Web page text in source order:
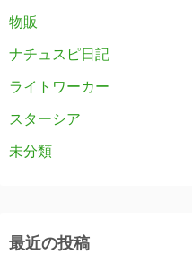
物販
ナチュスピ日記
ライトワーカー
スターシア
未分類
最近の投稿